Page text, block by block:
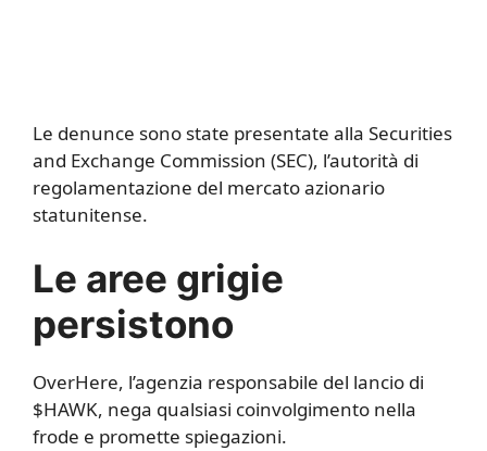
Le denunce sono state presentate alla Securities
and Exchange Commission (SEC), l’autorità di
regolamentazione del mercato azionario
statunitense.
Le aree grigie
persistono
OverHere, l’agenzia responsabile del lancio di
$HAWK, nega qualsiasi coinvolgimento nella
frode e promette spiegazioni.